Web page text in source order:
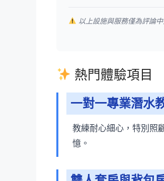
以上設施與服務僅為評論
熱門體驗項目
一對一專業潛水
教練耐心細心，特別照
憶。